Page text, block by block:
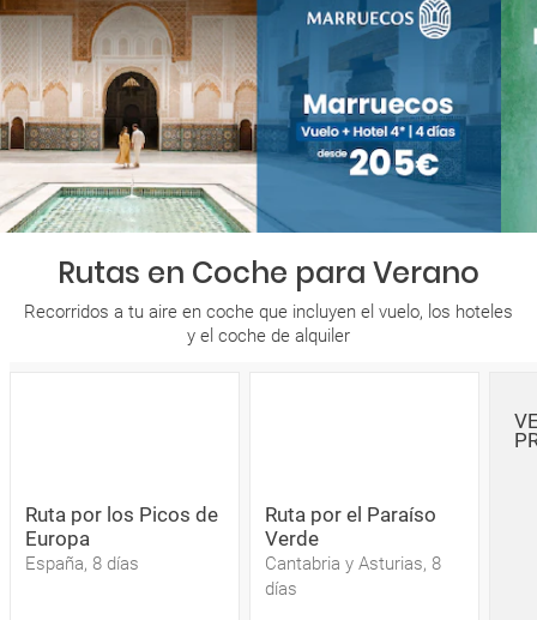
Rutas en Coche para Verano
Recorridos a tu aire en coche que incluyen el vuelo, los hoteles
y el coche de alquiler
Ruta por los Picos de
Europa
España, 8 días
Ruta por el Paraíso
Verde
Cantabria y Asturias, 8
días